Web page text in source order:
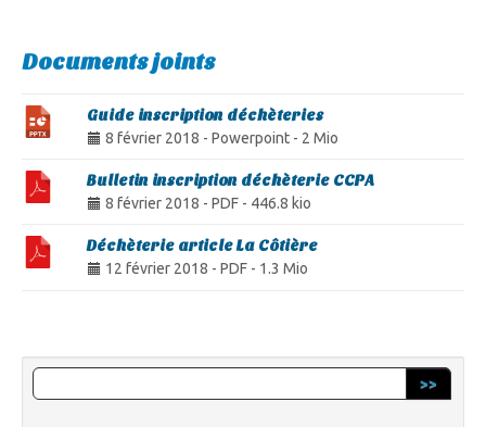
Documents joints
Guide inscription déchèteries
8 février 2018 - Powerpoint - 2 Mio
Bulletin inscription déchèterie CCPA
8 février 2018 - PDF - 446.8 kio
Déchèterie article La Côtière
12 février 2018 - PDF - 1.3 Mio
>>